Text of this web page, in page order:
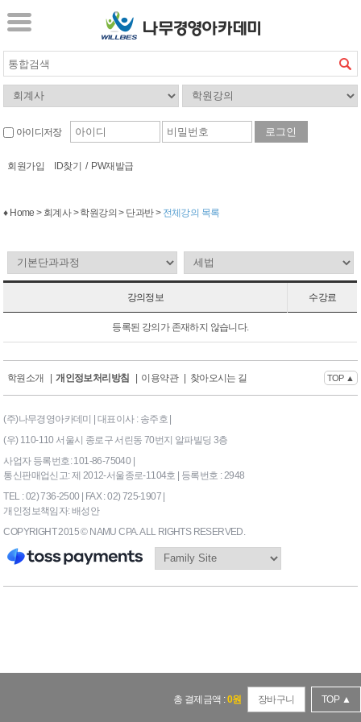
아이디저장
회원가입 ID찾기 / PW재발급
♦ Home > 회계사 > 학원강의 > 단과반 > 전체강의 목록
강의정보 수강료
등록된 강의가 존재하지 않습니다.
총 결제금액 :0원 장바구니 TOP ▲
학원소개 개인정보처리방침 이용약관 찾아오시는 길 TOP ▲
(주)나무경영아카데미 | 대표이사 : 송주호 |
(우) 110-110 서울시 종로구 서린동 70번지 알파빌딩 3층
사업자 등록번호: 101-86-75040 |
통신판매업신고: 제 2012-서울종로-1104호 | 등록번호 : 2948
TEL : 02) 736-2500 | FAX : 02) 725-1907 |
개인정보책임자: 배성안
COPYRIGHT 2015 © NAMU CPA. ALL RIGHTS RESERVED.169|End Timer : 0.0859375